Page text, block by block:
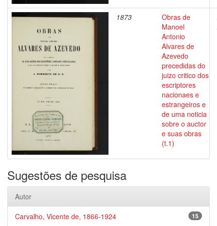
1873
Obras de
Manoel
Antonio
Alvares de
Azevedo
precedidas do
juizo critico dos
escriptores
nacionaes e
estrangeiros e
de uma noticia
sobre o auctor
e suas obras
(t.1)
Sugestões de pesquisa
Autor
15
Carvalho, Vicente de, 1866-1924